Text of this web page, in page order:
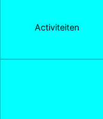
Activiteiten